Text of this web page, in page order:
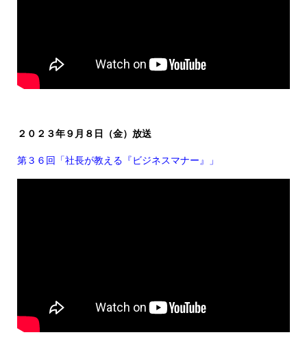
２０２３年９月８日（金）放送
第３６回「社長が教える『ビジネスマナー』」